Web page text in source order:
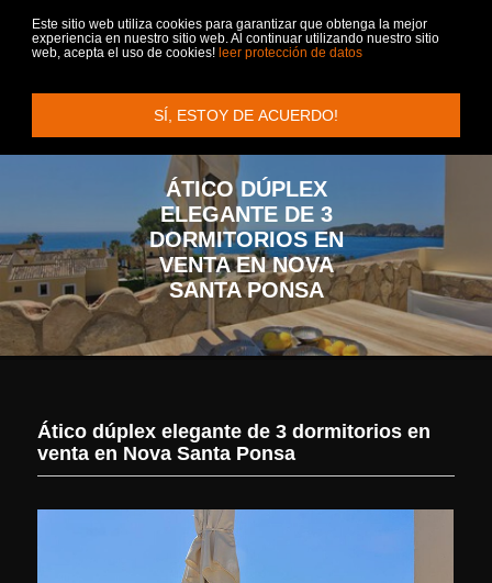
Este sitio web utiliza cookies para garantizar que obtenga la mejor
experiencia en nuestro sitio web. Al continuar utilizando nuestro sitio
web, acepta el uso de cookies! leer protección de datos
SÍ, ESTOY DE ACUERDO!
Menu
VILLA + CASAS DE CAMPO
APARTAMENTOS + ÁTICOS
ALQUILIER
SOLARES
INMOBILIARIA PALMA DE MALLORCA
HOTELES
VIVIR EN MALLORCA
COMPRAR FINCA EN MALLORCA
ÁTICO DÚPLEX
ELEGANTE DE 3
DORMITORIOS EN
VENTA EN NOVA
SANTA PONSA
Ático dúplex elegante de 3 dormitorios en
venta en Nova Santa Ponsa